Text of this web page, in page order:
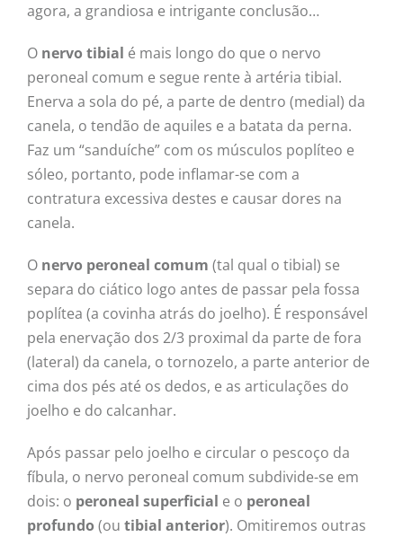
agora, a grandiosa e intrigante conclusão…
O nervo tibial é mais longo do que o nervo
peroneal comum e segue rente à artéria tibial.
Enerva a sola do pé, a parte de dentro (medial) da
canela, o tendão de aquiles e a batata da perna.
Faz um “sanduíche” com os músculos poplíteo e
sóleo, portanto, pode inflamar-se com a
contratura excessiva destes e causar dores na
canela.
O nervo peroneal comum (tal qual o tibial) se
separa do ciático logo antes de passar pela fossa
poplítea (a covinha atrás do joelho). É responsável
pela enervação dos 2/3 proximal da parte de fora
(lateral) da canela, o tornozelo, a parte anterior de
cima dos pés até os dedos, e as articulações do
joelho e do calcanhar.
Após passar pelo joelho e circular o pescoço da
fíbula, o nervo peroneal comum subdivide-se em
dois: o peroneal superficial e o peroneal
profundo (ou tibial anterior). Omitiremos outras